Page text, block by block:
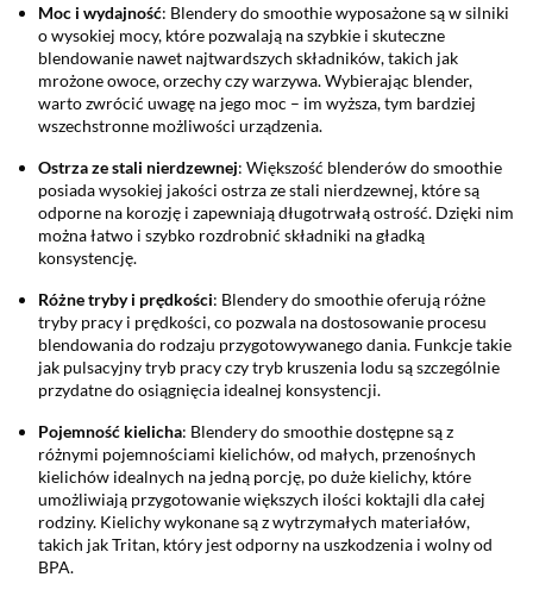
Moc i wydajność: Blendery do smoothie wyposażone są w silniki
o wysokiej mocy, które pozwalają na szybkie i skuteczne
blendowanie nawet najtwardszych składników, takich jak
mrożone owoce, orzechy czy warzywa. Wybierając blender,
warto zwrócić uwagę na jego moc – im wyższa, tym bardziej
wszechstronne możliwości urządzenia.
Ostrza ze stali nierdzewnej: Większość blenderów do smoothie
posiada wysokiej jakości ostrza ze stali nierdzewnej, które są
odporne na korozję i zapewniają długotrwałą ostrość. Dzięki nim
można łatwo i szybko rozdrobnić składniki na gładką
konsystencję.
Różne tryby i prędkości: Blendery do smoothie oferują różne
tryby pracy i prędkości, co pozwala na dostosowanie procesu
blendowania do rodzaju przygotowywanego dania. Funkcje takie
jak pulsacyjny tryb pracy czy tryb kruszenia lodu są szczególnie
przydatne do osiągnięcia idealnej konsystencji.
Pojemność kielicha: Blendery do smoothie dostępne są z
różnymi pojemnościami kielichów, od małych, przenośnych
kielichów idealnych na jedną porcję, po duże kielichy, które
umożliwiają przygotowanie większych ilości koktajli dla całej
rodziny. Kielichy wykonane są z wytrzymałych materiałów,
takich jak Tritan, który jest odporny na uszkodzenia i wolny od
BPA.